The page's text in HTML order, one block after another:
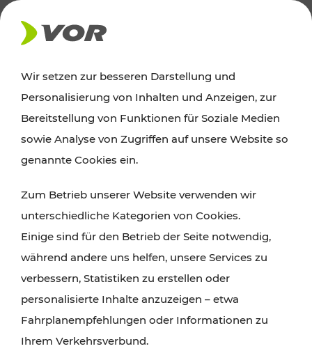
AKTUELLES
News
Alle wichtigen Meldungen zu Fahrplanänderungen,
finden Sie hier im Überblick.
Wir setzen zur besseren Darstellung und
Personalisierung von Inhalten und Anzeigen, zur
Bereitstellung von Funktionen für Soziale Medien
sowie Analyse von Zugriffen auf unsere Website so
genannte Cookies ein.
Zum Betrieb unserer Website verwenden wir
unterschiedliche Kategorien von Cookies.
Einige sind für den Betrieb der Seite notwendig,
während andere uns helfen, unsere Services zu
verbessern, Statistiken zu erstellen oder
personalisierte Inhalte anzuzeigen – etwa
Fahrplanempfehlungen oder Informationen zu
Ihrem Verkehrsverbund.